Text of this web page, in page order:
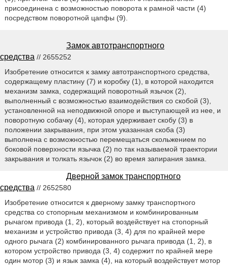
присоединена с возможностью поворота к рамной части (4)
посредством поворотной цапфы (9).
Замок автотранспортного
средства // 2655252
Изобретение относится к замку автотранспортного средства,
содержащему пластину (7) и коробку (1), в которой находится
механизм замка, содержащий поворотный язычок (2),
выполненный с возможностью взаимодействия со скобой (3),
установленной на неподвижной опоре и выступающей из нее, и
поворотную собачку (4), которая удерживает скобу (3) в
положении закрывания, при этом указанная скоба (3)
выполнена с возможностью перемещаться скольжением по
боковой поверхности язычка (2) по так называемой траектории
закрывания и толкать язычок (2) во время запирания замка.
Дверной замок транспортного
средства // 2652580
Изобретение относится к дверному замку транспортного
средства со стопорным механизмом и комбинированным
рычагом привода (1, 2), который воздействует на стопорный
механизм и устройство привода (3, 4) для по крайней мере
одного рычага (2) комбинированного рычага привода (1, 2), в
котором устройство привода (3, 4) содержит по крайней мере
один мотор (3) и язык замка (4), на который воздействует мотор